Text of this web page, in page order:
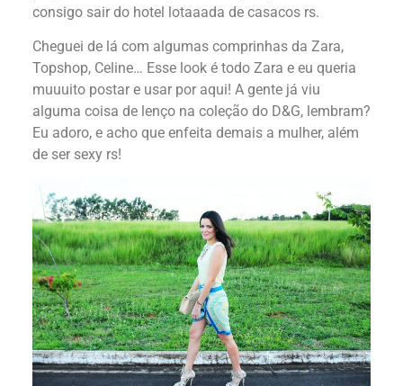
consigo sair do hotel lotaaada de casacos rs.
Cheguei de lá com algumas comprinhas da Zara,
Topshop, Celine… Esse look é todo Zara e eu queria
muuuito postar e usar por aqui! A gente já viu
alguma coisa de lenço na coleção do D&G, lembram?
Eu adoro, e acho que enfeita demais a mulher, além
de ser sexy rs!